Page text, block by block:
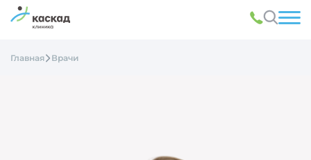
Главная Врачи